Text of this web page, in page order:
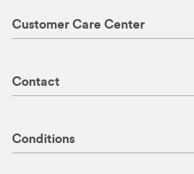
Customer Care Center
Contact
Conditions